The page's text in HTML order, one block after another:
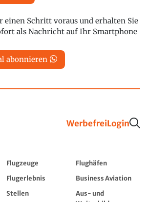
einen Schritt voraus und erhalten Sie
als Nachricht auf Ihr Smartphone
abonnieren
WerbefreiLogin
Flugzeuge
Flughäfen
Flugerlebnis
Business Aviation
Stellen
Aus- und